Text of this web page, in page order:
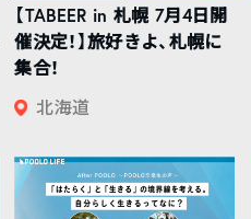
【TABEER in 札幌 7月4日開
催決定！】旅好きよ、札幌に
集合！
北海道